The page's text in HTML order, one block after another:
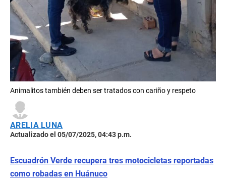
Animalitos también deben ser tratados con cariño y respeto
ARELIA LUNA
Actualizado el 05/07/2025, 04:43 p.m.
Escuadrón Verde recupera tres motocicletas reportadas
como robadas en Huánuco